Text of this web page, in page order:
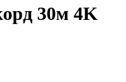
30м 4K